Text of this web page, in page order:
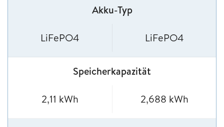
Akku-Typ
LiFePO4 LiFePO4
Speicherkapazität
2,11 kWh 2,688 kWh